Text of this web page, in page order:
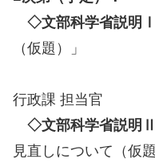
◇文部科学省説明Ⅰ
（仮題）」
高等教育
行政課 担当官
◇文部科学省説明Ⅱ
見直しについて（仮題